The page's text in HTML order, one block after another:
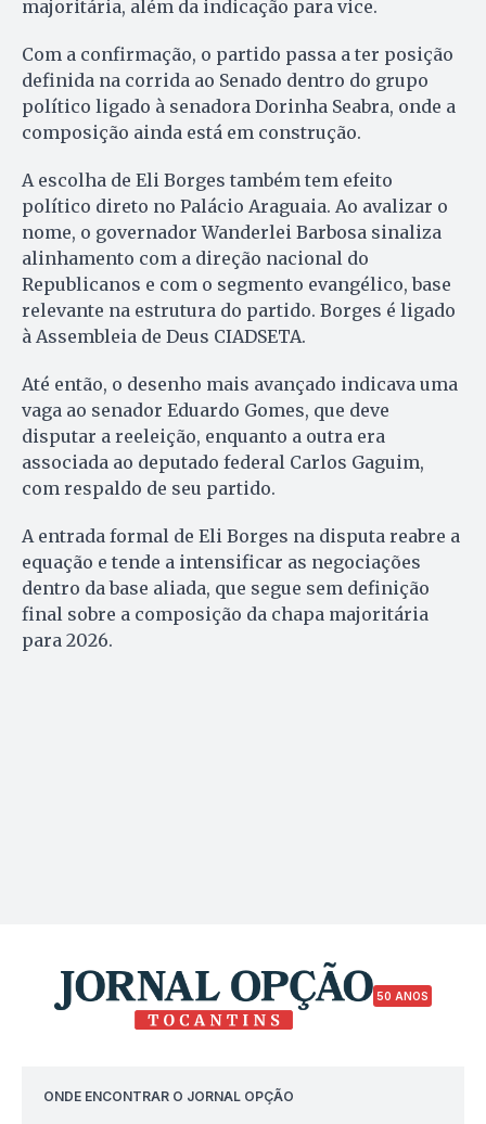
majoritária, além da indicação para vice.
Com a confirmação, o partido passa a ter posição
definida na corrida ao Senado dentro do grupo
político ligado à senadora Dorinha Seabra, onde a
composição ainda está em construção.
A escolha de Eli Borges também tem efeito
político direto no Palácio Araguaia. Ao avalizar o
nome, o governador Wanderlei Barbosa sinaliza
alinhamento com a direção nacional do
Republicanos e com o segmento evangélico, base
relevante na estrutura do partido. Borges é ligado
à Assembleia de Deus CIADSETA.
Até então, o desenho mais avançado indicava uma
vaga ao senador Eduardo Gomes, que deve
disputar a reeleição, enquanto a outra era
associada ao deputado federal Carlos Gaguim,
com respaldo de seu partido.
A entrada formal de Eli Borges na disputa reabre a
equação e tende a intensificar as negociações
dentro da base aliada, que segue sem definição
final sobre a composição da chapa majoritária
para 2026.
50 ANOS
ONDE ENCONTRAR O JORNAL OPÇÃO